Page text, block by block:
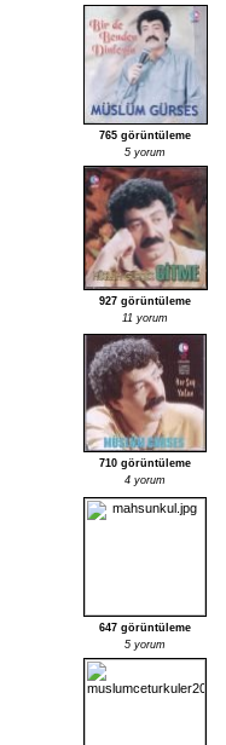
765 görüntüleme
5 yorum
927 görüntüleme
11 yorum
710 görüntüleme
4 yorum
647 görüntüleme
5 yorum